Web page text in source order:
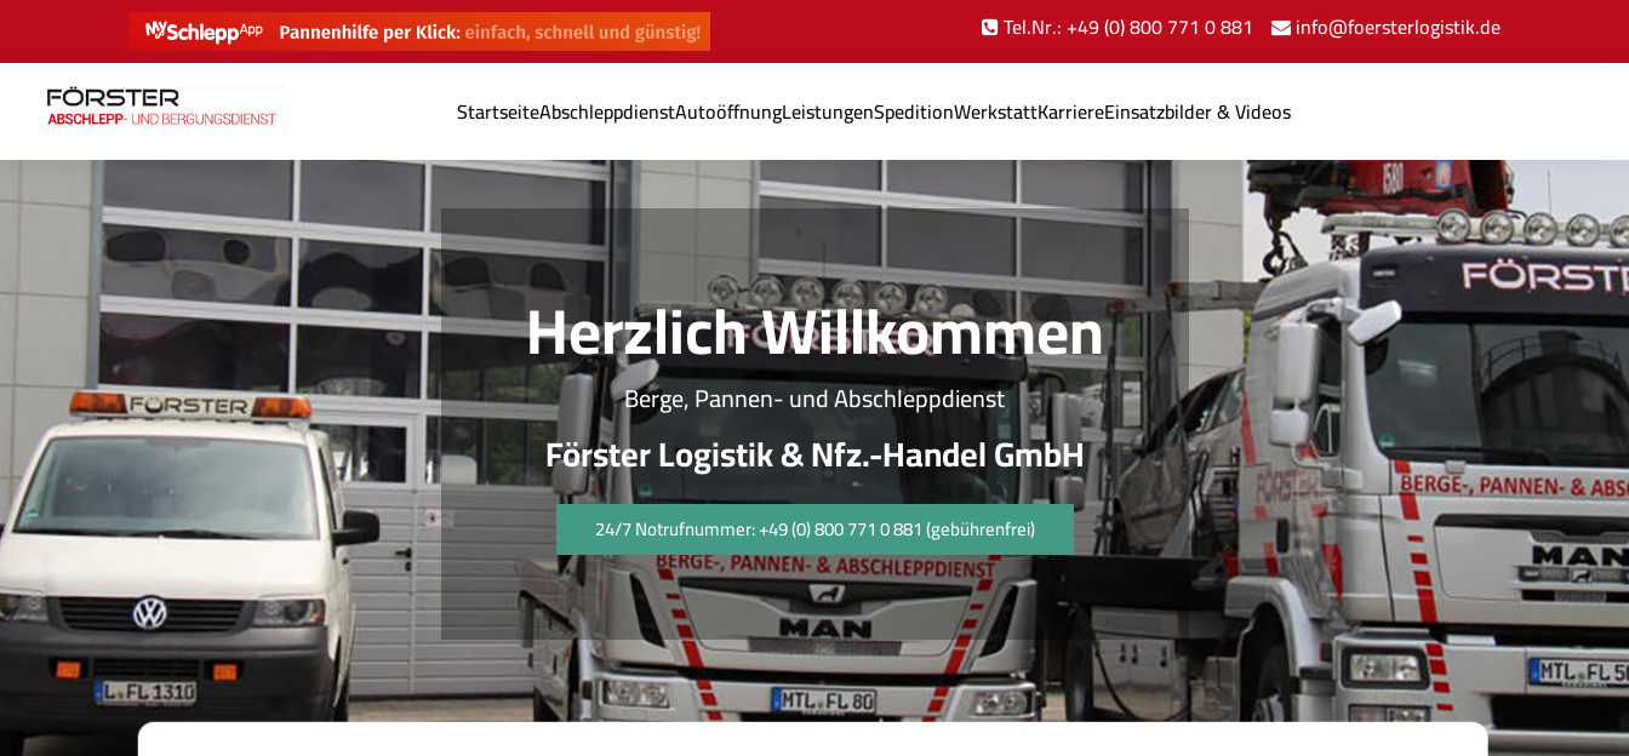
Tel.Nr.: +49 (0) 800 771 0 881 info@foersterlogistik.de
StartseiteAbschleppdienstAutoöffnungLeistungenSpeditionWerkstattKarriereEinsatzbilder & Videos
Herzlich Willkommen
Berge, Pannen- und Abschleppdienst
Förster Logistik & Nfz.-Handel GmbH
24/7 Notrufnummer: +49 (0) 800 771 0 881 (gebührenfrei)